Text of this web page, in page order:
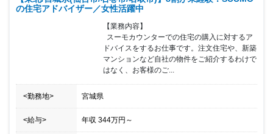
の住宅アドバイザー／女性活躍中
【業務内容】
ドバイスをするお仕事です。注文住宅や、新築
マンションなど自社の物件をご紹介するわけで
はなく、お客様のご...
<勤務地> 宮城県
<給与> 年収 344万円 ～